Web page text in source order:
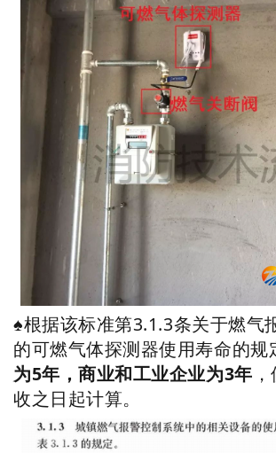
♠根据该标准第3.1.3条关于燃气
的可燃气体探测器使用寿命的规
为5年，商业和工业企业为3年
收之日起计算。